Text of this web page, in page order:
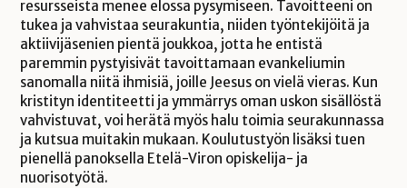
resursseista menee elossa pysymiseen. Tavoitteeni on
tukea ja vahvistaa seurakuntia, niiden työntekijöitä ja
aktiivijäsenien pientä joukkoa, jotta he entistä
paremmin pystyisivät tavoittamaan evankeliumin
sanomalla niitä ihmisiä, joille Jeesus on vielä vieras. Kun
kristityn identiteetti ja ymmärrys oman uskon sisällöstä
vahvistuvat, voi herätä myös halu toimia seurakunnassa
ja kutsua muitakin mukaan. Koulutustyön lisäksi tuen
pienellä panoksella Etelä-Viron opiskelija- ja
nuorisotyötä.